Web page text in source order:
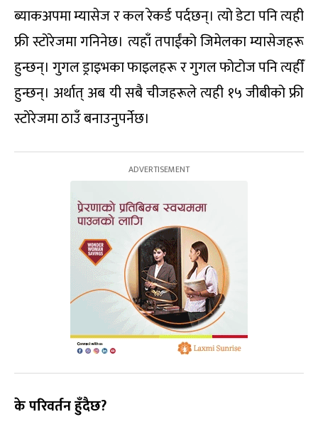
ब्याकअपमा म्यासेज र कल रेकर्ड पर्दछन्। त्यो डेटा पनि त्यही
फ्री स्टोरेजमा गनिनेछ। त्यहाँ तपाईंको जिमेलका म्यासेजहरू
हुन्छन्। गुगल ड्राइभका फाइलहरू र गुगल फोटोज पनि त्यहीँ
हुन्छन्। अर्थात् अब यी सबै चीजहरूले त्यही १५ जीबीको फ्री
स्टोरेजमा ठाउँ बनाउनुपर्नेछ।
के परिवर्तन हुँदैछ?